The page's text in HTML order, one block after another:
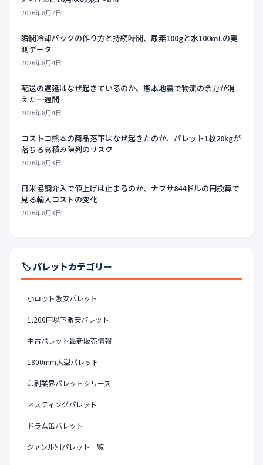
2026年8月7日
瞬間冷却パックの作り方と持続時間、尿素100gと水100mLの実
測データ
2026年8月4日
配送の遅延はなぜ起きているのか、熊本地震で物流の余力が消
えた一週間
2026年8月4日
コストコ熊本の商品落下はなぜ起きたのか、パレット1枚20kgが
落ちる高積み陳列のリスク
2026年8月3日
日米協調介入で値上げは止まるのか、ナフサ844ドルの円換算で
見る輸入コストの変化
2026年8月3日
🏷️ パレットカテゴリー
小ロット激安パレット
1,200円以下激安パレット
中古パレット最新販売情報
1800mm大型パレット
印刷業界パレットシリーズ
ネスティングパレット
ドラム缶パレット
ジャンル別パレット一覧